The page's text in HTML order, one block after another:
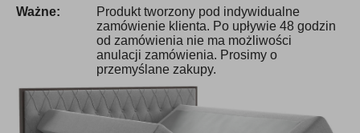
Ważne:
Produkt tworzony pod indywidualne
zamówienie klienta. Po upływie 48 godzin
od zamówienia nie ma możliwości
anulacji zamówienia. Prosimy o
przemyślane zakupy.